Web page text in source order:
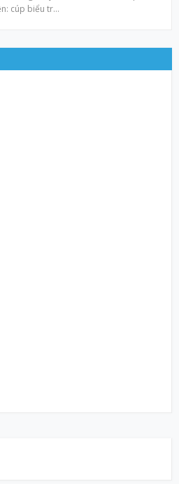
cúp biểu tr…